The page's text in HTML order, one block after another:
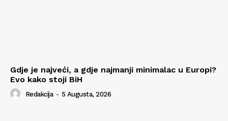
Gdje je najveći, a gdje najmanji minimalac u Europi?
Evo kako stoji BiH
Redakcija - 5 Augusta, 2026